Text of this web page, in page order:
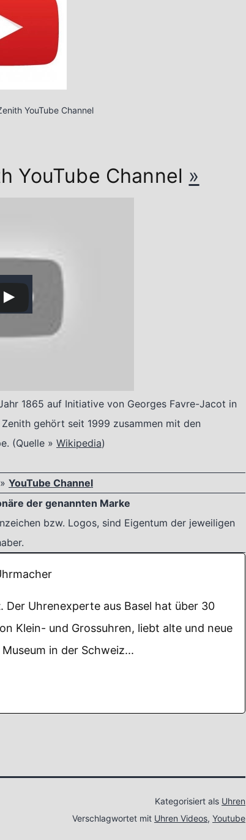
YouTube Channel
YouTube Channel »
1865 auf Initiative von Georges Favre-Jacot in
gehört seit 1999 zusammen mit den
(Quelle » Wikipedia)
YouTube Channel
der genannten Marke
bzw. Logos, sind Eigentum der jeweiligen
. Der Uhrenexperte aus Basel hat über 30
Klein- und Grossuhren, liebt alte und neue
in der Schweiz...
Kategorisiert als Uhren
Verschlagwortet mit Uhren Videos, Youtube